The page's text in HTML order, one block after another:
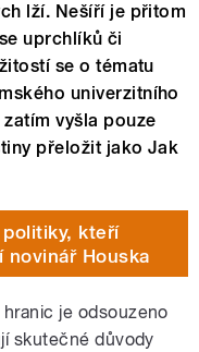
lží. Nešíří je přitom
uprchlíků či
se o tématu
univerzitního
vyšla pouze
přeložit jako Jak
kteří
novinář Houska
je odsouzeno
skutečné důvody